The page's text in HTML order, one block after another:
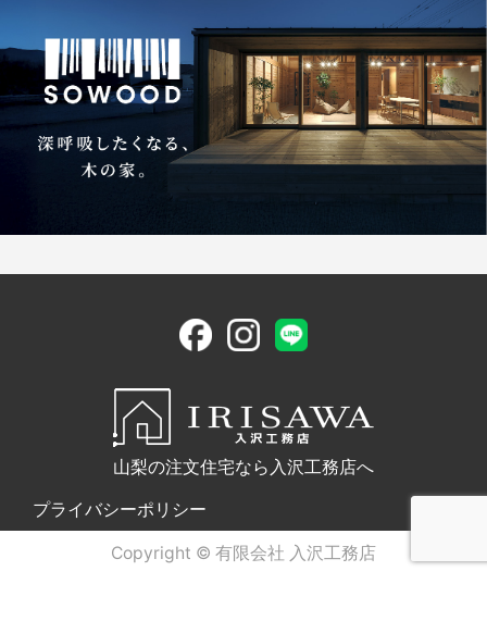
山梨の注文住宅なら入沢工務店へ
プライバシーポリシー
Copyright © 有限会社 入沢工務店